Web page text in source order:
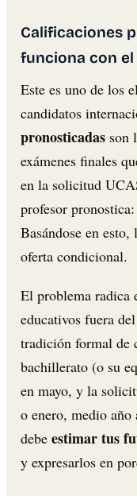
Calificaciones
funciona con
Este es uno de los
candidatos
pronosticadas son
exámenes finales
en la solicitud
profesor
Basándose en
oferta condicional.
El problema radica
educativos fuera
tradición formal de
bachillerato (o su
en mayo, y la
o enero, medio
debe estimar tus
y expresarlos en